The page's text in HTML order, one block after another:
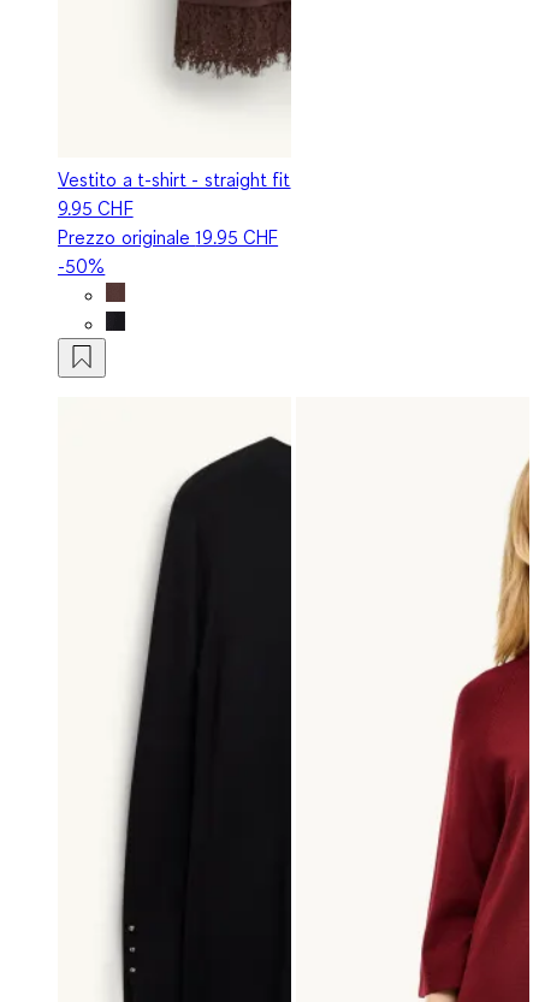
Vestito a t-shirt - straight fit
9.95 CHF
Prezzo originale19.95 CHF
-50%